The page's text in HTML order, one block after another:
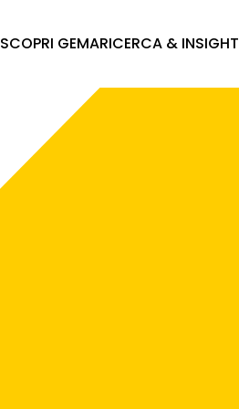
SCOPRI GEMARICERCA & INSIGHT